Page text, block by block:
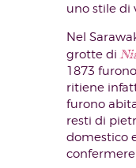
uno stile di
Nel
grotte di
1873
ritiene
furono
resti di
domestico